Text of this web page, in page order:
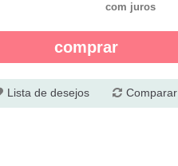
com juros
comprar
Lista de desejos Comparar